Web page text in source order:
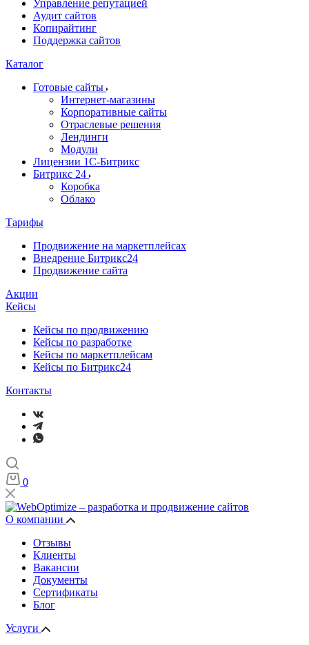
Управление репутацией
Аудит сайтов
Копирайтинг
Поддержка сайтов
Каталог
Готовые сайты
Интернет-магазины
Корпоративные сайты
Отраслевые решения
Лендинги
Модули
Лицензии 1С-Битрикс
Битрикс 24
Коробка
Облако
Тарифы
Продвижение на маркетплейсах
Внедрение Битрикс24
Продвижение сайта
Акции
Кейсы
Кейсы по продвижению
Кейсы по разработке
Кейсы по маркетплейсам
Кейсы по Битрикс24
Контакты
0
О компании
Отзывы
Клиенты
Вакансии
Документы
Сертификаты
Блог
Услуги